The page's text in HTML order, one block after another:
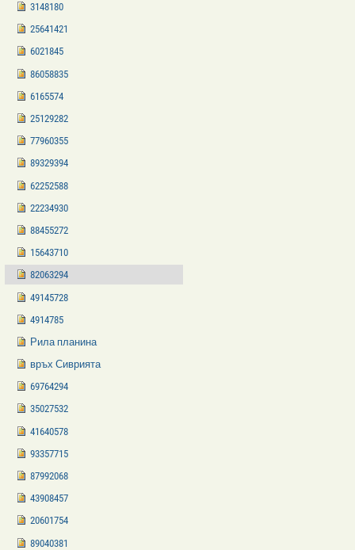
3148180
25641421
6021845
86058835
6165574
25129282
77960355
89329394
62252588
22234930
88455272
15643710
82063294
49145728
4914785
Рила планина
връх Сиврията
69764294
35027532
41640578
93357715
87992068
43908457
20601754
89040381